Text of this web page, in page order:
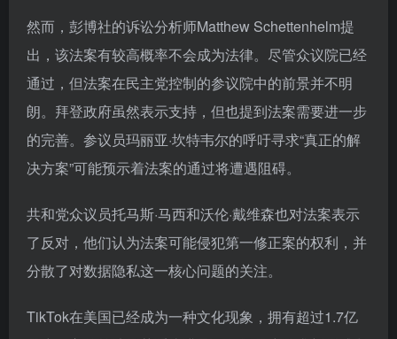
然而，彭博社的诉讼分析师Matthew Schettenhelm提
出，该法案有较高概率不会成为法律。尽管众议院已经
通过，但法案在民主党控制的参议院中的前景并不明
朗。拜登政府虽然表示支持，但也提到法案需要进一步
的完善。参议员玛丽亚·坎特韦尔的呼吁寻求“真正的解
决方案”可能预示着法案的通过将遭遇阻碍。
共和党众议员托马斯·马西和沃伦·戴维森也对法案表示
了反对，他们认为法案可能侵犯第一修正案的权利，并
分散了对数据隐私这一核心问题的关注。
TikTok在美国已经成为一种文化现象，拥有超过1.7亿